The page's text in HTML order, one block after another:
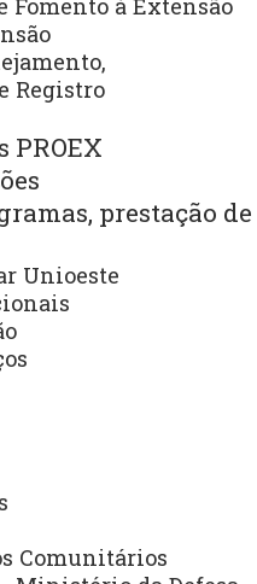
Fomento à Extensão
Registro
PROEX
prestação de
Unioeste
Comunitários
Publicações